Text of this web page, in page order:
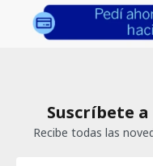
Suscríbete
Recibe todas las